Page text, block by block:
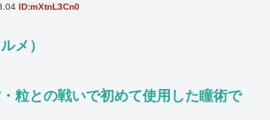
ID:mXtnL3Cn0
メ）
粒との戦いで初めて使用した瞳術で